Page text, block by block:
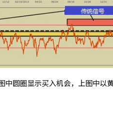
中圆圈显示买入机会，上图中以